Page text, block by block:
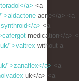
a> <a
acne</a> <a
a> <a
medication</a>
">valtrex without a
">zanaflex</a> <a
uk</a> <a